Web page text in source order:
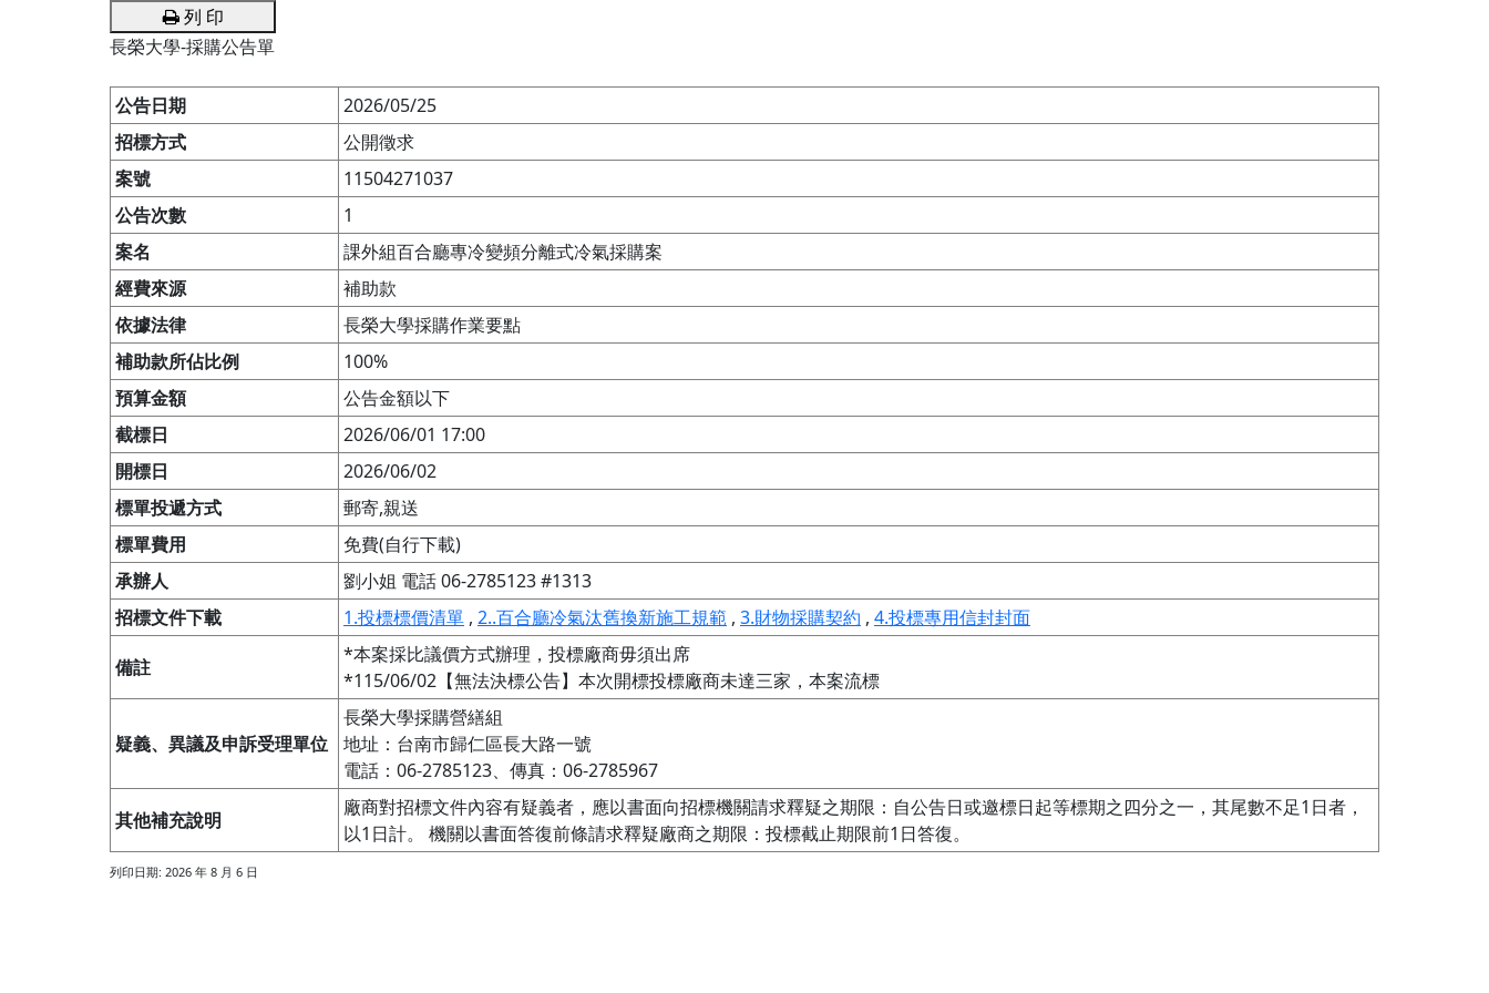
列 印
長榮大學-採購公告單
公告日期
2026/05/25
招標方式
公開徵求
案號
11504271037
公告次數
1
案名
課外組百合廳專冷變頻分離式冷氣採購案
經費來源
補助款
依據法律
長榮大學採購作業要點
補助款所佔比例
100%
預算金額
公告金額以下
截標日
2026/06/01 17:00
開標日
2026/06/02
標單投遞方式
郵寄,親送
標單費用
免費(自行下載)
承辦人
劉小姐 電話 06-2785123 #1313
招標文件下載
1.投標標價清單 , 2..百合廳冷氣汰舊換新施工規範 , 3.財物採購契約 , 4.投標專用信封封面
備註
*本案採比議價方式辦理，投標廠商毋須出席
*115/06/02【無法決標公告】本次開標投標廠商未達三家，本案流標
疑義、異議及申訴受理單位
長榮大學採購營繕組
地址：台南市歸仁區長大路一號
電話：06-2785123、傳真：06-2785967
其他補充說明
廠商對招標文件內容有疑義者，應以書面向招標機關請求釋疑之期限：自公告日或邀標日起等標期之四分之一，其尾數不足1日者，
以1日計。 機關以書面答復前條請求釋疑廠商之期限：投標截止期限前1日答復。
列印日期: 2026 年 8 月 6 日